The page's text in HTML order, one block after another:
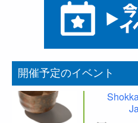
開催予定のイベント